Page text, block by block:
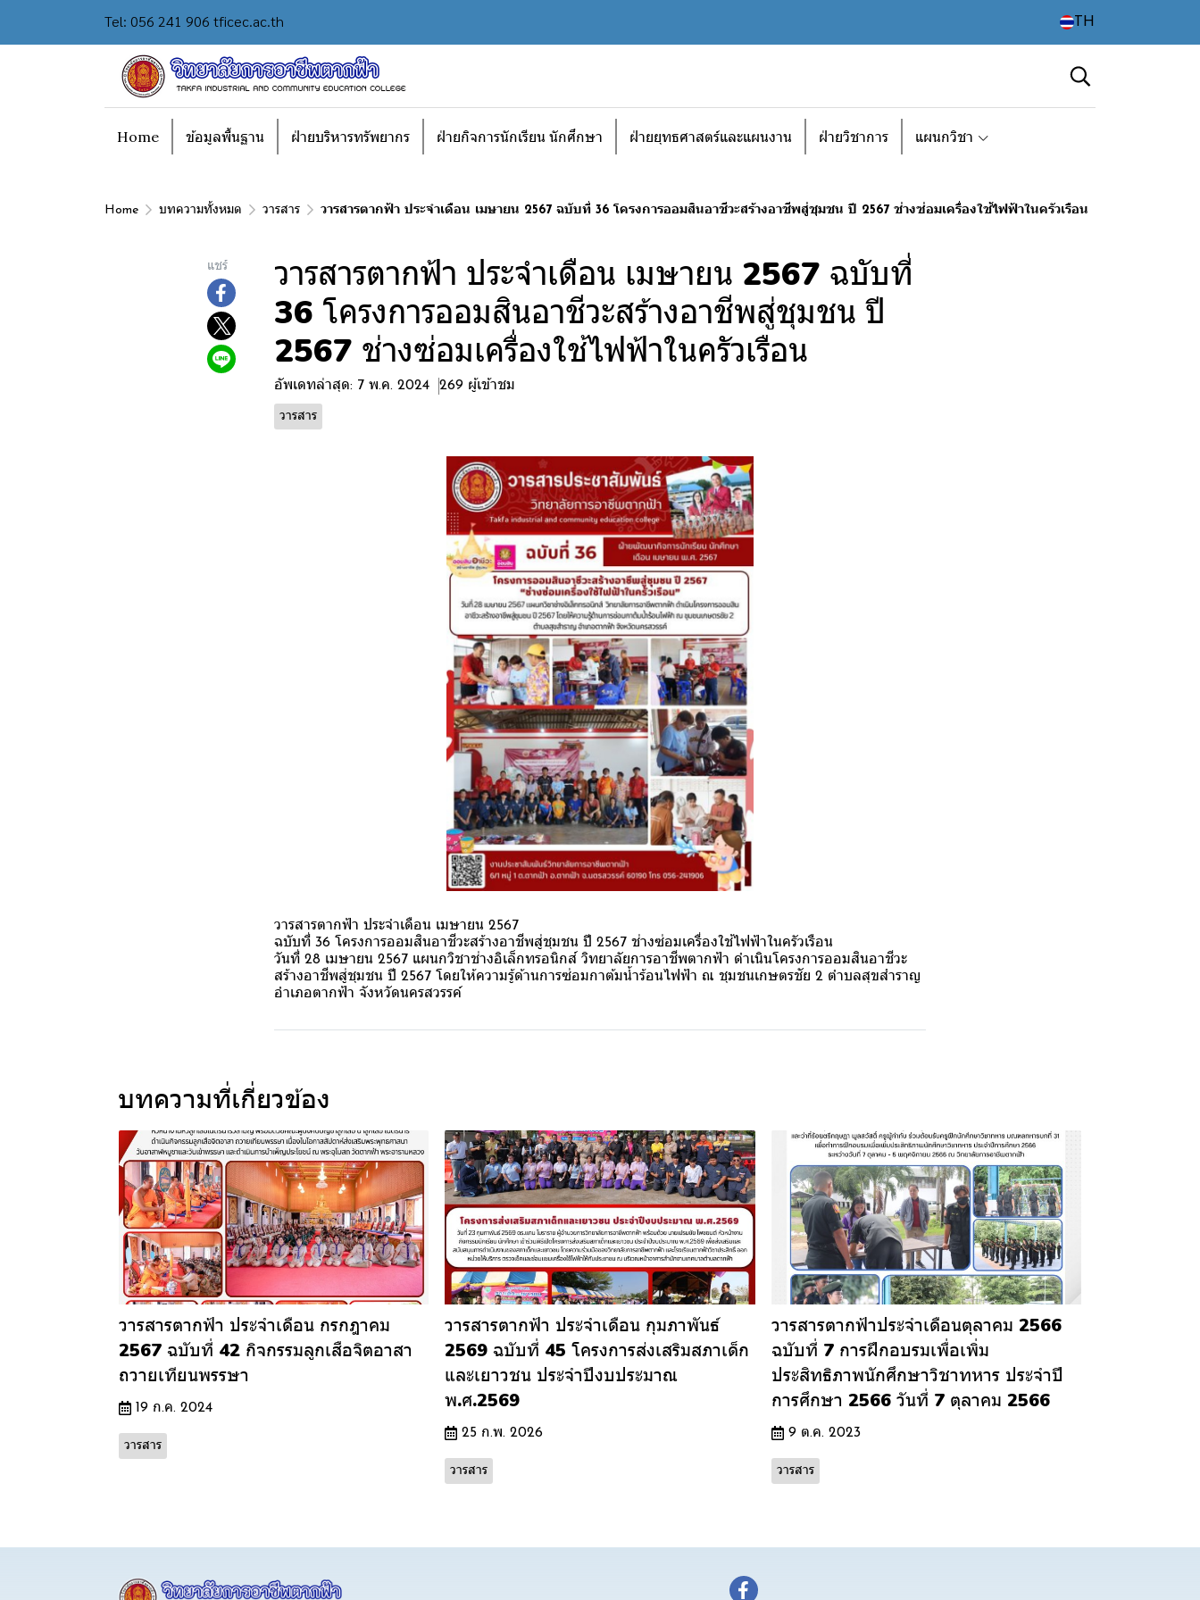
Tel: 056 241 906 tficec.ac.th TH
Home ข้อมูลพื้นฐาน ฝ่ายบริหารทรัพยากร ฝ่ายกิจการนักเรียน นักศึกษา ฝ่ายยุทธศาสตร์และแผนงาน ฝ่ายวิชาการ แผนกวิชา
Home บทความทั้งหมด วารสาร วารสารตากฟ้า ประจำเดือน เมษายน 2567 ฉบับที่ 36 โครงการออมสินอาชีวะสร้างอาชีพสู่ชุมชน ปี 2567 ช่างซ่อมเครื่องใช้ไฟฟ้าในครัวเรือน
แชร์
วารสารตากฟ้า ประจำเดือน เมษายน 2567 ฉบับที่
36 โครงการออมสินอาชีวะสร้างอาชีพสู่ชุมชน ปี
2567 ช่างซ่อมเครื่องใช้ไฟฟ้าในครัวเรือน
อัพเดทล่าสุด: 7 พ.ค. 2024 269 ผู้เข้าชม
วารสาร
วารสารตากฟ้า ประจำเดือน เมษายน 2567
ฉบับที่ 36 โครงการออมสินอาชีวะสร้างอาชีพสู่ชุมชน ปี 2567 ช่างซ่อมเครื่องใช้ไฟฟ้าในครัวเรือน
วันที่ 28 เมษายน 2567 แผนกวิชาช่างอิเล็กทรอนิกส์ วิทยาลัยการอาชีพตากฟ้า ดำเนินโครงการออมสินอาชีวะ
สร้างอาชีพสู่ชุมชน ปี 2567 โดยให้ความรู้ด้านการซ่อมกาต้มน้ำร้อนไฟฟ้า ณ ชุมชนเกษตรชัย 2 ตำบลสุขสำราญ
อำเภอตากฟ้า จังหวัดนครสวรรค์
บทความที่เกี่ยวข้อง
วารสารตากฟ้า ประจำเดือน กรกฎาคม
2567 ฉบับที่ 42 กิจกรรมลูกเสือจิตอาสา
ถวายเทียนพรรษา
19 ก.ค. 2024
วารสาร
วารสารตากฟ้า ประจำเดือน กุมภาพันธ์
2569 ฉบับที่ 45 โครงการส่งเสริมสภาเด็ก
และเยาวชน ประจำปีงบประมาณ
พ.ศ.2569
25 ก.พ. 2026
วารสาร
วารสารตากฟ้าประจำเดือนตุลาคม 2566
ฉบับที่ 7 การฝึกอบรมเพื่อเพิ่ม
ประสิทธิภาพนักศึกษาวิชาทหาร ประจำปี
การศึกษา 2566 วันที่ 7 ตุลาคม 2566
9 ต.ค. 2023
วารสาร